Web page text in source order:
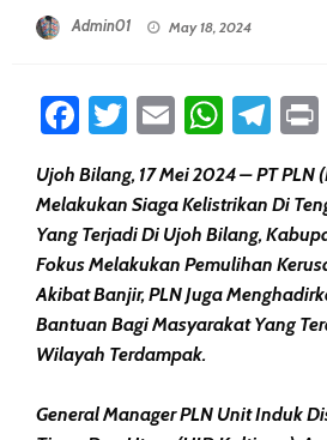
Admin01 May 18, 2024
Facebook
Twitter
Email
Ujoh Bilang, 17 Mei 2024 – PT PLN
Melakukan Siaga Kelistrikan Di
Yang Terjadi Di Ujoh Bilang,
Fokus Melakukan Pemulihan
Akibat Banjir, PLN Juga
Bantuan Bagi Masyarakat Yang
Wilayah Terdampak.
General Manager PLN Unit Induk